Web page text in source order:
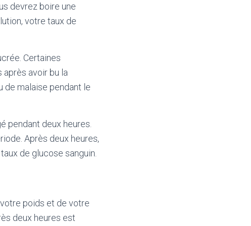
devrez boire une
votre taux de
Certaines
avoir bu la
de malaise pendant le
pendant deux heures.
Après deux heures,
de glucose sanguin.
poids et de votre
deux heures est